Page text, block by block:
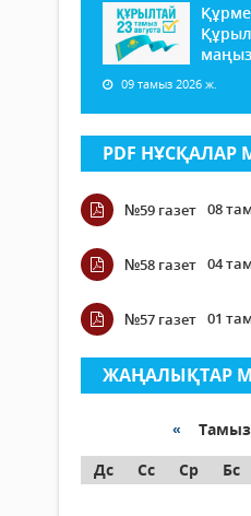
09 тамыз 2026 ж.
PDF НҰСҚАЛАР
№59 газет 08
№58 газет 04
№57 газет 01
ЖАҢАЛЫҚТАР
«
Дс
Сс Ср Бс